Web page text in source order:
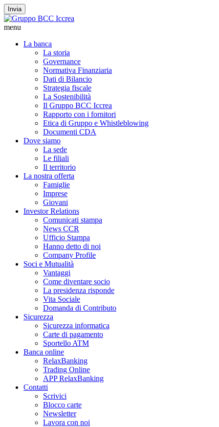
Invia
menu
La banca
La storia
Governance
Normativa Finanziaria
Dati di Bilancio
Strategia fiscale
La Sostenibilità
Il Gruppo BCC Iccrea
Rapporto con i fornitori
Etica di Gruppo e Whistleblowing
Documenti CDA
Dove siamo
La sede
Le filiali
Il territorio
La nostra offerta
Famiglie
Imprese
Giovani
Investor Relations
Comunicati stampa
News CCR
Ufficio Stampa
Hanno detto di noi
Company Profile
Soci e Mutualità
Vantaggi
Come diventare socio
La presidenza risponde
Vita Sociale
Domanda di Contributo
Sicurezza
Sicurezza informatica
Carte di pagamento
Sportello ATM
Banca online
RelaxBanking
Trading Online
APP RelaxBanking
Contatti
Scrivici
Blocco carte
Newsletter
Lavora con noi